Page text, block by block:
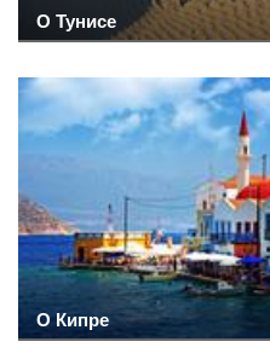
О Тунисе
О Кипре